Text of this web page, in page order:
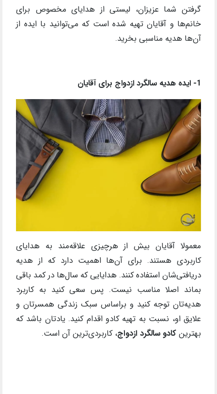
گرفتن شما عزیزان، لیستی از هدایای مخصوص برای
خانم‌ها و آقایان تهیه شده است که می‌توانید با ایده از
آن‌ها هدیه مناسبی بخرید.
1- ایده هدیه سالگرد ازدواج برای آقایان
معمولا آقایان بیش از هرچیزی علاقه‌مند به هدایای
کاربردی هستند. برای آن‌ها اهمیت دارد که از هدیه
دریافتی‌شان استفاده کنند. هدایایی که سال‌ها در کمد باقی
بماند اصلا مناسب نیست. پس سعی کنید به کاربرد
هدیه‌تان توجه کنید و براساس سبک زندگی همسرتان و
علایق او، نسبت به تهیه کادو اقدام کنید. یادتان باشد که
بهترینکادو سالگرد ازدواج، کاربردی‌ترین آن است.